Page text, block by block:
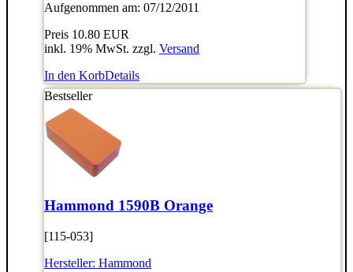
Aufgenommen am: 07/12/2011
Preis 10.80 EUR
inkl. 19% MwSt. zzgl. Versand
In den KorbDetails
Bestseller
Hammond 1590B Orange
[115-053]
Hersteller: Hammond